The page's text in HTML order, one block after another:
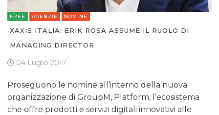
FREE AGENZIE NOMINE
XAXIS ITALIA: ERIK ROSA ASSUME IL RUOLO DI
MANAGING DIRECTOR
04 Luglio 2017
Proseguono le nomine all’interno della nuova
organizzazione di GroupM, Platform, l’ecosistema
che offre prodotti e servizi digitali innovativi alle